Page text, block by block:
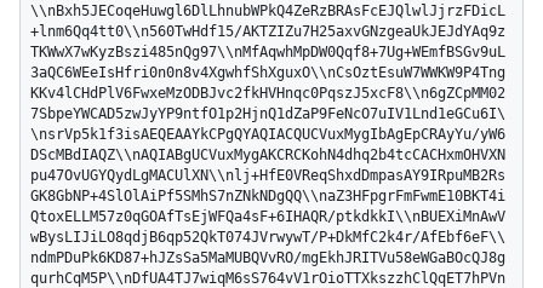
\\nBxh5JECoqeHuwgl6DlLhnubWPkQ4ZeRzBRAsFcEJQlwlJjrzFDicL
+lnm6Qq4tt0\\n560TwHdf15/AKTZIZu7H25axvGNzgeaUkJEJdYAq9z
TKWwX7wKyzBszi485nQg97\\nMfAqwhMpDW0Qqf8+7Ug+WEmfBSGv9uL
3aQC6WEeIsHfri0n0n8v4XgwhfShXguxO\\nCsOztEsuW7WWKW9P4Tng
KKv4lCHdPlV6FwxeMzODBJvc2fkHVHnqc0PqszJ5xcF8\\n6gZCpMM02
7SbpeYWCAD5zwJyYP9ntfO1p2HjnQ1dZaP9FeNcO7uIV1Lnd1eGCu6I\
\nsrVp5k1f3isAEQEAAYkCPgQYAQIACQUCVuxMygIbAgEpCRAyYu/yW6
DScMBdIAQZ\\nAQIABgUCVuxMygAKCRCKohN4dhq2b4tcCACHxmOHVXN
pu47OvUGYQydLgMACUlXN\\nlj+HfE0VReqShxdDmpasAY9IRpuMB2Rs
GK8GbNP+4SlOlAiPf5SMhS7nZNkNDgQQ\\naZ3HFpgrFmFwmE10BKT4i
QtoxELLM57z0qGOAfTsEjWFQa4sF+6IHAQR/ptkdkkI\\nBUEXiMnAwV
wBysLIJiLO8qdjB6qp52QkT074JVrwywT/P+DkMfC2k4r/AfEbf6eF\\
ndmPDuPk6KD87+hJZsSa5MaMUBQVvRO/mgEkhJRITVu58eWGaBOcQJ8g
qurhCqM5P\\nDfUA4TJ7wiqM6sS764vV1rOioTTXkszzhClQqET7hPVn